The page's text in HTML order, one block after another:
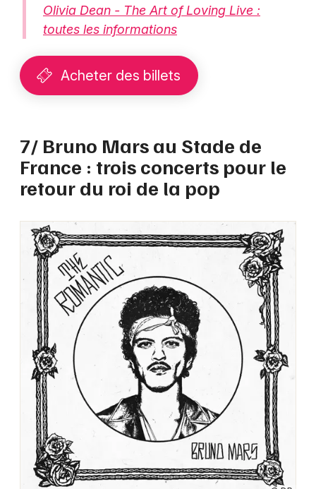
Olivia Dean - The Art of Loving Live :
toutes les informations
Acheter des billets
7/ Bruno Mars au Stade de
France : trois concerts pour le
retour du roi de la pop